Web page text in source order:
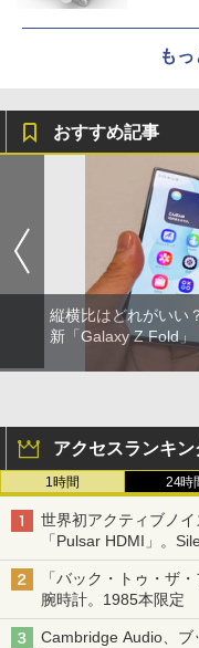
も
おすすめ記事
縦横比はどれがいい
新「Galaxy Z Fold」
アクセスランキン
1時間 24時
世界初アクティブノ
「Pulsar HDMI」。
「バック・トゥ・ザ
腕時計。1985本限定
Cambridge Audio、ブ